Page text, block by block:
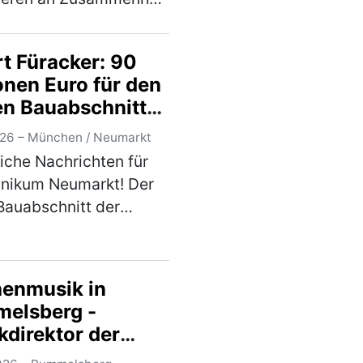
schwierigen
auf dem
rufen der
B…(mehr)
Füracker: 90
Euro für den
Bauabschnitt
Neumarkt
– München / Neumarkt
Nachrichten für
Neumarkt! Der
der
von 90 Millionen Euro
in
-
der
von